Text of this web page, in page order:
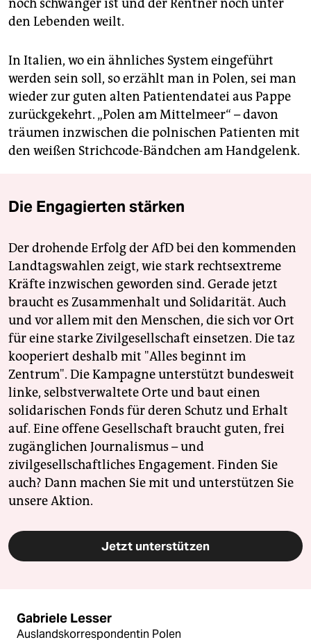
noch schwanger ist und der Rentner noch unter
den Lebenden weilt.
In Italien, wo ein ähnliches System eingeführt
werden sein soll, so erzählt man in Polen, sei man
wieder zur guten alten Patientendatei aus Pappe
zurückgekehrt. „Polen am Mittelmeer“ – davon
träumen inzwischen die polnischen Patienten mit
den weißen Strichcode-Bändchen am Handgelenk.
Die Engagierten stärken
Der drohende Erfolg der AfD bei den kommenden
Landtagswahlen zeigt, wie stark rechtsextreme
Kräfte inzwischen geworden sind. Gerade jetzt
braucht es Zusammenhalt und Solidarität. Auch
und vor allem mit den Menschen, die sich vor Ort
für eine starke Zivilgesellschaft einsetzen. Die taz
kooperiert deshalb mit "Alles beginnt im
Zentrum". Die Kampagne unterstützt bundesweit
linke, selbstverwaltete Orte und baut einen
solidarischen Fonds für deren Schutz und Erhalt
auf. Eine offene Gesellschaft braucht guten, frei
zugänglichen Journalismus – und
zivilgesellschaftliches Engagement. Finden Sie
auch? Dann machen Sie mit und unterstützen Sie
unsere Aktion.
Jetzt unterstützen
Gabriele Lesser
Auslandskorrespondentin Polen